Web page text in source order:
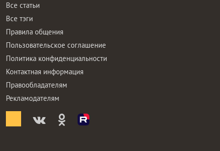
Все статьи
Все тэги
Правила общения
Пользовательское соглашение
Политика конфиденциальности
Контактная информация
Правообладателям
Рекламодателям